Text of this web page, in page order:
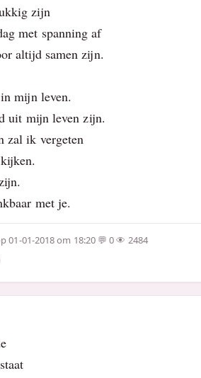
zijn
met spanning af
altijd samen zijn.
mijn leven.
uit mijn leven zijn.
zal ik vergeten
met je.
01-01-2018 om 18:20 0
2484